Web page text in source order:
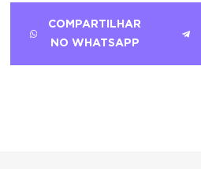
COMPARTILHAR
NO WHATSAPP